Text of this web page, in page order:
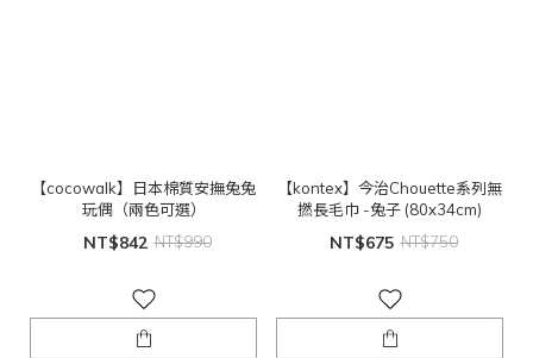
【cocowalk】日本棉質安撫兔兔
玩偶（兩色可選）
NT$842 NT$990
【kontex】今治Chouette系列無
撚長毛巾 -兔子 (80x34cm)
NT$675 NT$750